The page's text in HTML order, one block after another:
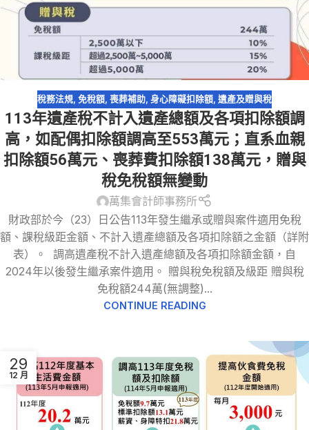
稅務法規, 免稅額, 喪葬補助, 身心障礙扣除額, 遺產及贈與稅
113年遺產稅不計入遺產總額及各項扣除額調
高，如配偶扣除額調高至553萬元；直系血親
扣除額56萬元、喪葬費扣除額138萬元，贈與
稅免稅額無變動
萬集會計師事務所
財政部於今（23）日公告113年發生繼承或贈與案件適用免稅
額、課稅級距金額、不計入遺產總額及各項扣除額之金額（詳附
表）。 調高遺產稅不計入遺產總額及各項扣除額金額，自
2024年以後發生繼承案件適用。 贈與稅免稅額及級距 贈與稅
免稅額244萬(無調整)...
CONTINUE READING
29
12 月